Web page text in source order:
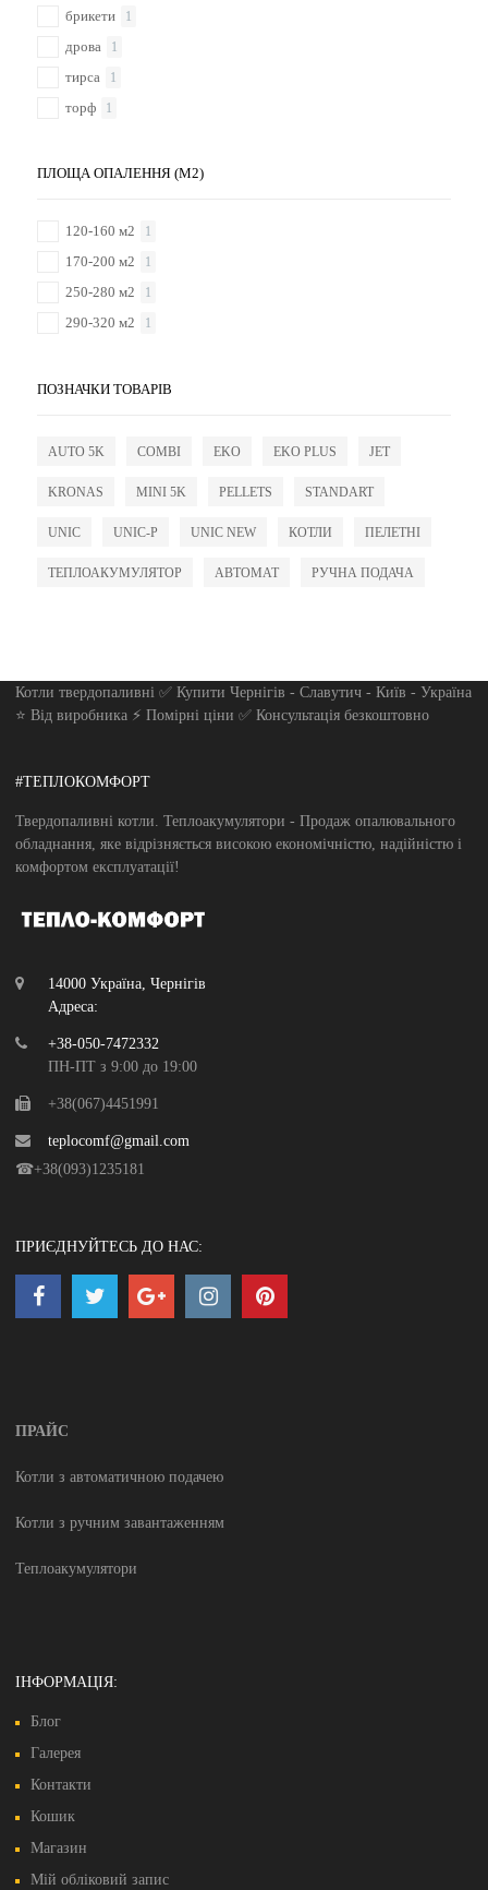
брикети 1
дрова 1
тирса 1
торф 1
ПЛОЩА ОПАЛЕННЯ (М2)
120-160 м2 1
170-200 м2 1
250-280 м2 1
290-320 м2 1
ПОЗНАЧКИ ТОВАРІВ
AUTO 5K COMBI EKO EKO PLUS JET
KRONAS MINI 5K PELLETS STANDART
UNIC UNIC-P UNIC NEW КОТЛИ ПЕЛЕТНІ
ТЕПЛОАКУМУЛЯТОР АВТОМАТ РУЧНА ПОДАЧА
Котли твердопаливні ✅ Купити Чернігів - Славутич - Київ - Україна
⭐ Від виробника ⚡ Помірні ціни ✅ Консультація безкоштовно
#ТЕПЛОКОМФОРТ
Твердопаливні котли. Теплоакумулятори - Продаж опалювального
обладнання, яке відрізняється високою економічністю, надійністю і
комфортом експлуатації!
14000 Україна, Чернігів
Адреса:
+38-050-7472332
ПН-ПТ з 9:00 до 19:00
+38(067)4451991
teplocomf@gmail.com
☎+38(093)1235181
ПРИЄДНУЙТЕСЬ ДО НАС:
ПРАЙС
Котли з автоматичною подачею
Котли з ручним завантаженням
Теплоакумулятори
ІНФОРМАЦІЯ:
Блог
Галерея
Контакти
Кошик
Магазин
Мій обліковий запис